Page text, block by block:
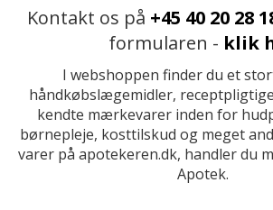
Kontakt os på +45 40 20 28
formularen - klik
I webshoppen finder du et
håndkøbslægemidler,
kendte mærkevarer inden for
børnepleje, kosttilskud og meget
varer på apotekeren.dk, handler du
Apotek.